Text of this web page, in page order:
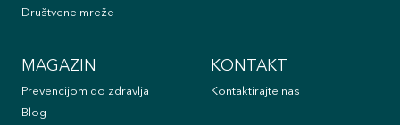
Društvene mreže
MAGAZIN
Prevencijom do zdravlja
Blog
KONTAKT
Kontaktirajte nas